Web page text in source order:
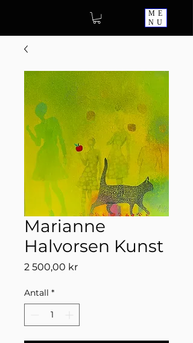
ME
NU
Marianne
Halvorsen Kunst
2 500,00 krPris
Antall *